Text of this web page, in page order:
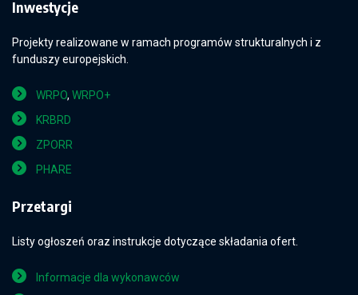
Inwestycje
Projekty realizowane w ramach programów strukturalnych i z
funduszy europejskich.
WRPO, WRPO+
KRBRD
ZPORR
PHARE
Przetargi
Listy ogłoszeń oraz instrukcje dotyczące składania ofert.
Informacje dla wykonawców